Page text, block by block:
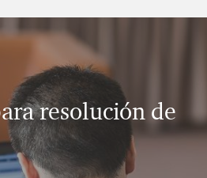
resolución de